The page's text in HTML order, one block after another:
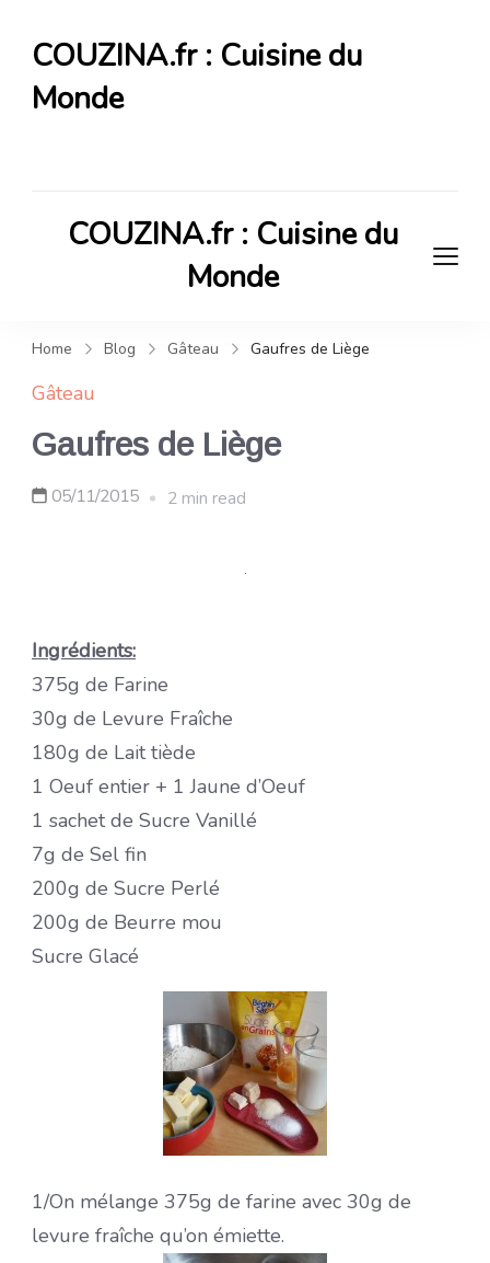
COUZINA.fr : Cuisine du
Monde
COUZINA.fr : Cuisine du
Monde
Home Blog Gâteau Gaufres de Liège
Gâteau
Gaufres de Liège
05/11/2015 2 min read
Ingrédients:
375g de Farine
30g de Levure Fraîche
180g de Lait tiède
1 Oeuf entier + 1 Jaune d’Oeuf
1 sachet de Sucre Vanillé
7g de Sel fin
200g de Sucre Perlé
200g de Beurre mou
Sucre Glacé
1/On mélange 375g de farine avec 30g de
levure fraîche qu’on émiette.